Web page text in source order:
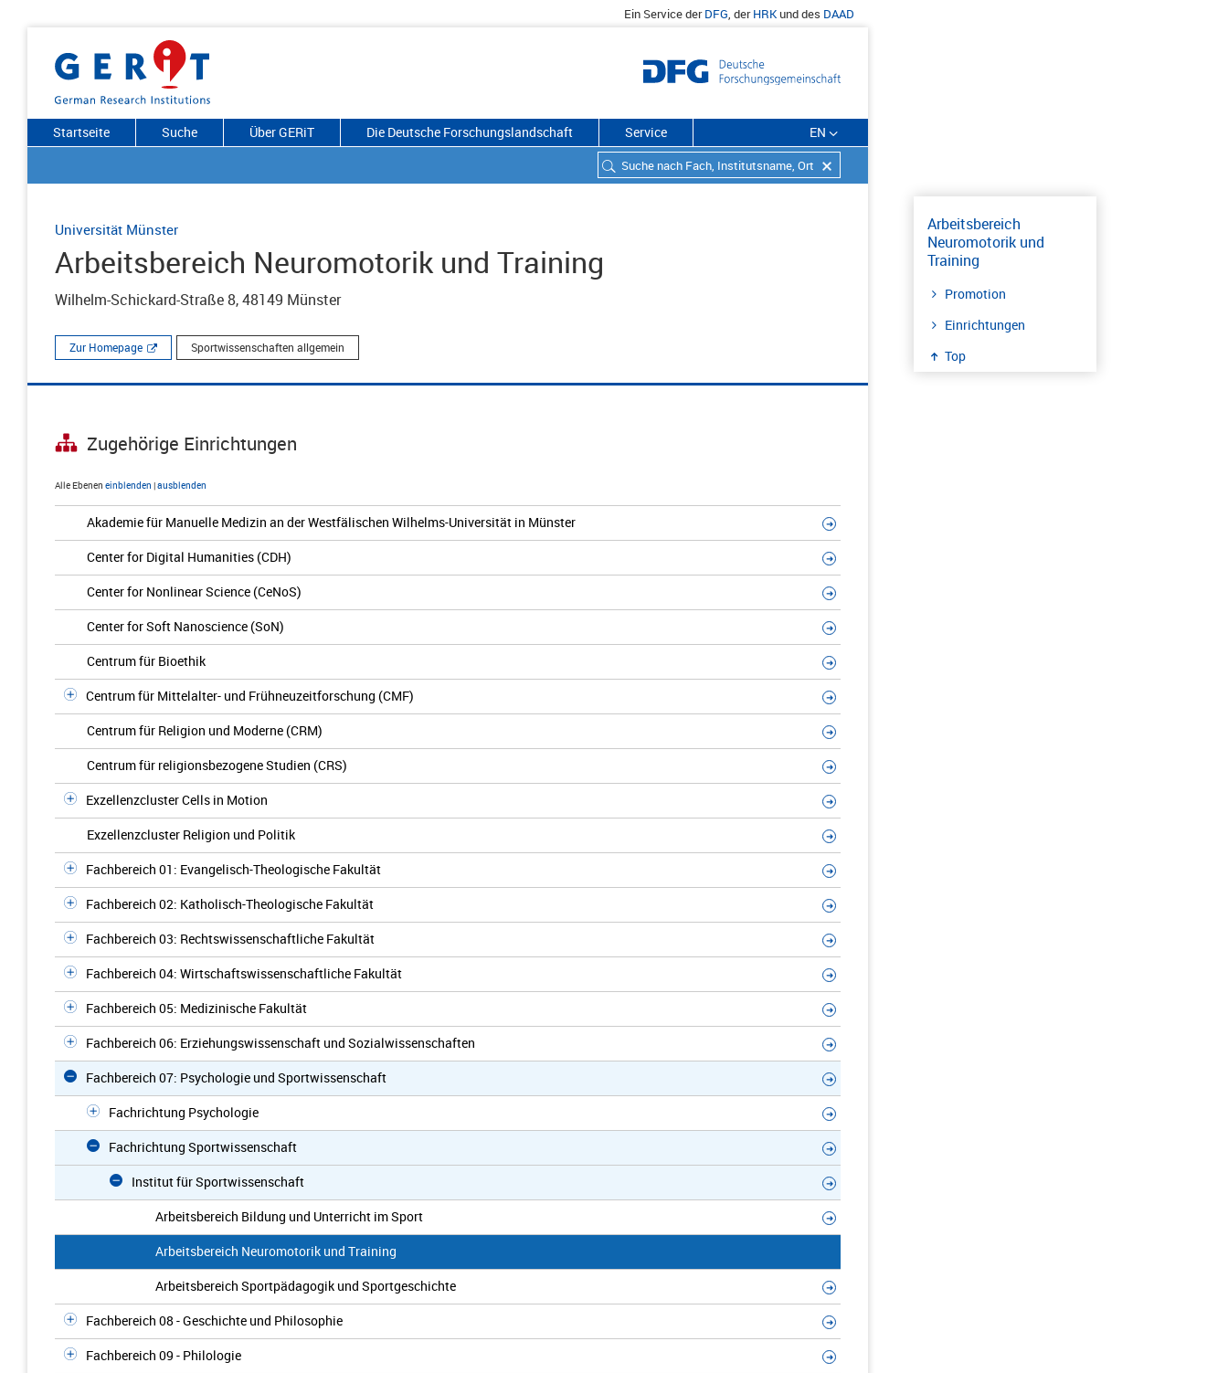
Ein Service derDFG, derHRKund des DAAD
Startseite Suche Über GERiT Die Deutsche Forschungslandschaft Service EN
Arbeitsbereich
Neuromotorik und
Training
Promotion
Einrichtungen
Top
Universität Münster
Arbeitsbereich Neuromotorik und Training
Wilhelm-Schickard-Straße 8, 48149 Münster
Zur Homepage Sportwissenschaften allgemein
Zugehörige Einrichtungen
Alle Ebenen einblenden |ausblenden
Akademie für Manuelle Medizin an der Westfälischen Wilhelms-Universität in Münster
Center for Digital Humanities (CDH)
Center for Nonlinear Science (CeNoS)
Center for Soft Nanoscience (SoN)
Centrum für Bioethik
Centrum für Mittelalter- und Frühneuzeitforschung (CMF)
Centrum für Religion und Moderne (CRM)
Centrum für religionsbezogene Studien (CRS)
Exzellenzcluster Cells in Motion
Exzellenzcluster Religion und Politik
Fachbereich 01: Evangelisch-Theologische Fakultät
Fachbereich 02: Katholisch-Theologische Fakultät
Fachbereich 03: Rechtswissenschaftliche Fakultät
Fachbereich 04: Wirtschaftswissenschaftliche Fakultät
Fachbereich 05: Medizinische Fakultät
Fachbereich 06: Erziehungswissenschaft und Sozialwissenschaften
Fachbereich 07: Psychologie und Sportwissenschaft
Fachrichtung Psychologie
Fachrichtung Sportwissenschaft
Institut für Sportwissenschaft
Arbeitsbereich Bildung und Unterricht im Sport
Arbeitsbereich Neuromotorik und Training
Arbeitsbereich Sportpädagogik und Sportgeschichte
Fachbereich 08 - Geschichte und Philosophie
Fachbereich 09 - Philologie